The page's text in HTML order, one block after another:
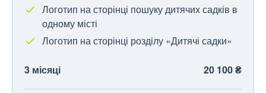
Логотип на сторінці пошуку дитячих садків в
одному місті
Логотип на сторінці розділу «Дитячі садки»
3 місяці 20 100 ₴